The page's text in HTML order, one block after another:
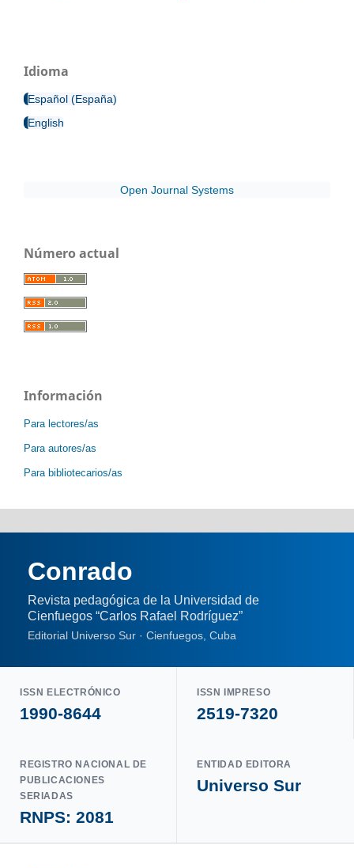
Idioma
Español (España)
English
Open Journal Systems
Número actual
Información
Para lectores/as
Para autores/as
Para bibliotecarios/as
Conrado
Revista pedagógica de la Universidad de
Cienfuegos “Carlos Rafael Rodríguez”
Editorial Universo Sur · Cienfuegos, Cuba
ISSN ELECTRÓNICO
1990-8644
ISSN IMPRESO
2519-7320
REGISTRO NACIONAL DE
PUBLICACIONES
SERIADAS
RNPS: 2081
ENTIDAD EDITORA
Universo Sur